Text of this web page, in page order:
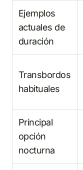
Ejemplos
actuales de
duración
Transbordos
habituales
Principal
opción
nocturna